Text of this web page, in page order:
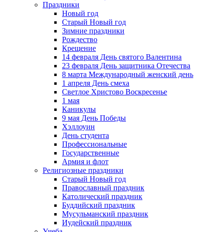
Праздники
Новый год
Старый Новый год
Зимние праздники
Рождество
Крещение
14 февраля День святого Валентина
23 февраля День защитника Отечества
8 марта Международный женский день
1 апреля День смеха
Светлое Христово Воскресенье
1 мая
Каникулы
9 мая День Победы
Хэллоуин
День студента
Профессиональные
Государственные
Армия и флот
Религиозные праздники
Старый Новый год
Православный праздник
Католический праздник
Буддийский праздник
Мусульманский праздник
Иудейский праздник